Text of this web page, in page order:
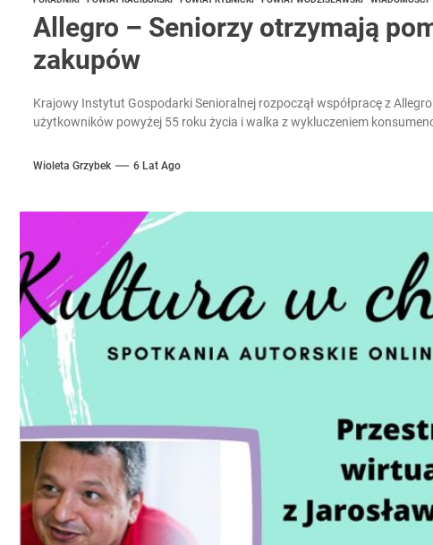
Allegro – Seniorzy otrzymają
zakupów
Krajowy Instytut Gospodarki Senioralnej rozpoczął współpracę z
użytkowników powyżej 55 roku życia i walka z wykluczeniem
Wioleta Grzybek 6 Lat Ago